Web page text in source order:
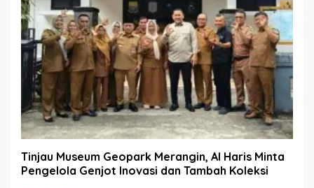
Tinjau Museum Geopark Merangin, Al Haris Minta
Pengelola Genjot Inovasi dan Tambah Koleksi